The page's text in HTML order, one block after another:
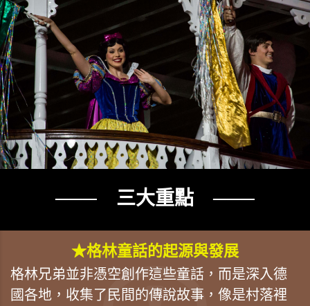
─── 三大重點 ───
★格林童話的起源與發展
格林兄弟並非憑空創作這些童話，而是深入德
國各地，收集了民間的傳說故事，像是村落裡